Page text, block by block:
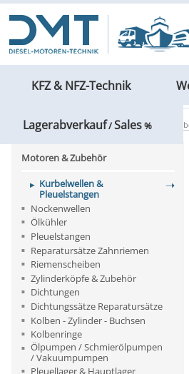
KFZ & NFZ-Technik
Lagerabverkauf/Sales%
KFZ & NFZ-Technik Motoren &
Motoren & Zubehör
Kurbelwellen &
Pleuelstangen
Nockenwellen
Ölkühler
Pleuelstangen
Reparatursätze Zahnriemen
Riemenscheiben
Zylinderköpfe & Zubehör
Dichtungen
Dichtungssätze Reparatursätze
Kolben - Zylinder - Buchsen
Kolbenringe
Ölpumpen / Schmierölpumpen
/ Vakuumpumpen
Pleuellager & Hauptlager